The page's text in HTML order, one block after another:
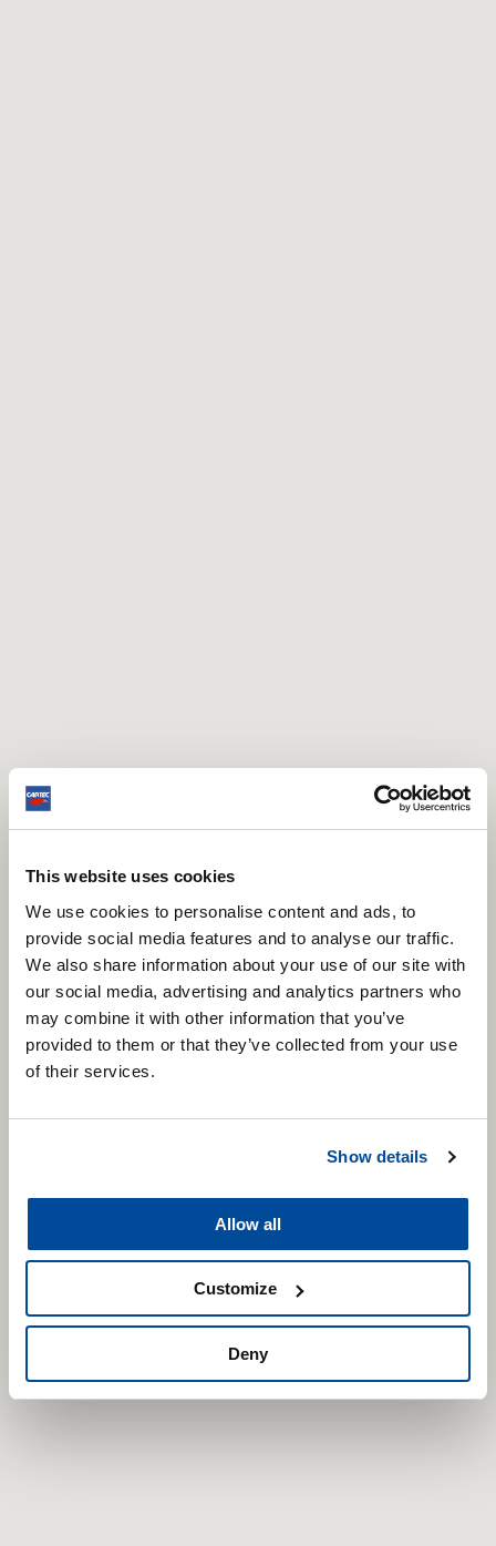
This website uses cookies
We use cookies to personalise content and ads, to
provide social media features and to analyse our traffic.
We also share information about your use of our site with
our social media, advertising and analytics partners who
may combine it with other information that you’ve
provided to them or that they’ve collected from your use
of their services.
Show details
Allow all
Customize
Deny